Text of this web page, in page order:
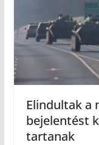
Elindultak a
bejelentést
tartanak